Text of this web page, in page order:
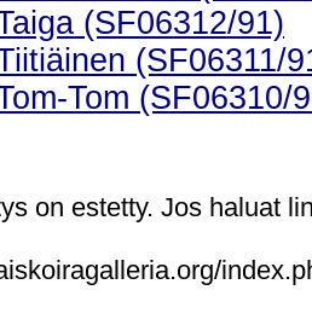
(SF06312/91)
(SF06311/
Tom (SF06310/
on estetty. Jos haluat